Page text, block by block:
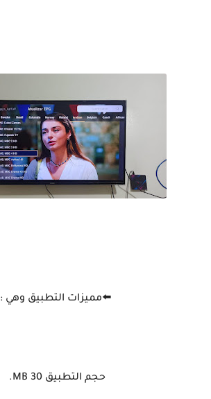
⬅️مميزات التطبيق وهي :
حجم التطبيق 30 MB.